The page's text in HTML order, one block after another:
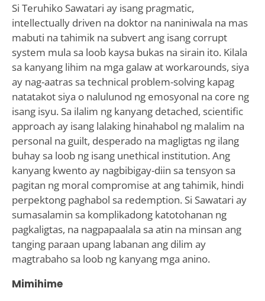
Si Teruhiko Sawatari ay isang pragmatic,
intellectually driven na doktor na naniniwala na mas
mabuti na tahimik na subvert ang isang corrupt
system mula sa loob kaysa bukas na sirain ito. Kilala
sa kanyang lihim na mga galaw at workarounds, siya
ay nag-aatras sa technical problem-solving kapag
natatakot siya o nalulunod ng emosyonal na core ng
isang isyu. Sa ilalim ng kanyang detached, scientific
approach ay isang lalaking hinahabol ng malalim na
personal na guilt, desperado na magligtas ng ilang
buhay sa loob ng isang unethical institution. Ang
kanyang kwento ay nagbibigay-diin sa tensyon sa
pagitan ng moral compromise at ang tahimik, hindi
perpektong paghabol sa redemption. Si Sawatari ay
sumasalamin sa komplikadong katotohanan ng
pagkaligtas, na nagpapaalala sa atin na minsan ang
tanging paraan upang labanan ang dilim ay
magtrabaho sa loob ng kanyang mga anino.
Mimihime